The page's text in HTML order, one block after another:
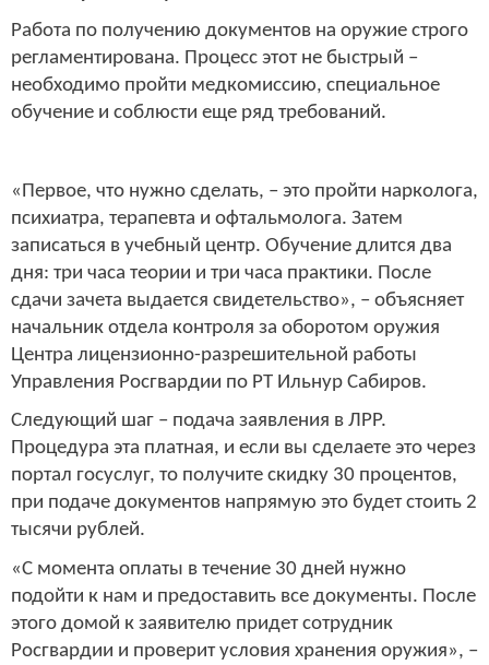
Работа по получению документов на оружие строго
регламентирована. Процесс этот не быстрый –
необходимо пройти медкомиссию, специальное
обучение и соблюсти еще ряд требований.
«Первое, что нужно сделать, – это пройти нарколога,
психиатра, терапевта и офтальмолога. Затем
записаться в учебный центр. Обучение длится два
дня: три часа теории и три часа практики. После
сдачи зачета выдается свидетельство», – объясняет
начальник отдела контроля за оборотом оружия
Центра лицензионно-разрешительной работы
Управления Росгвардии по РТ Ильнур Сабиров.
Следующий шаг – подача заявления в ЛРР.
Процедура эта платная, и если вы сделаете это через
портал госуслуг, то получите скидку 30 процентов,
при подаче документов напрямую это будет стоить 2
тысячи рублей.
«С момента оплаты в течение 30 дней нужно
подойти к нам и предоставить все документы. После
этого домой к заявителю придет сотрудник
Росгвардии и проверит условия хранения оружия», –